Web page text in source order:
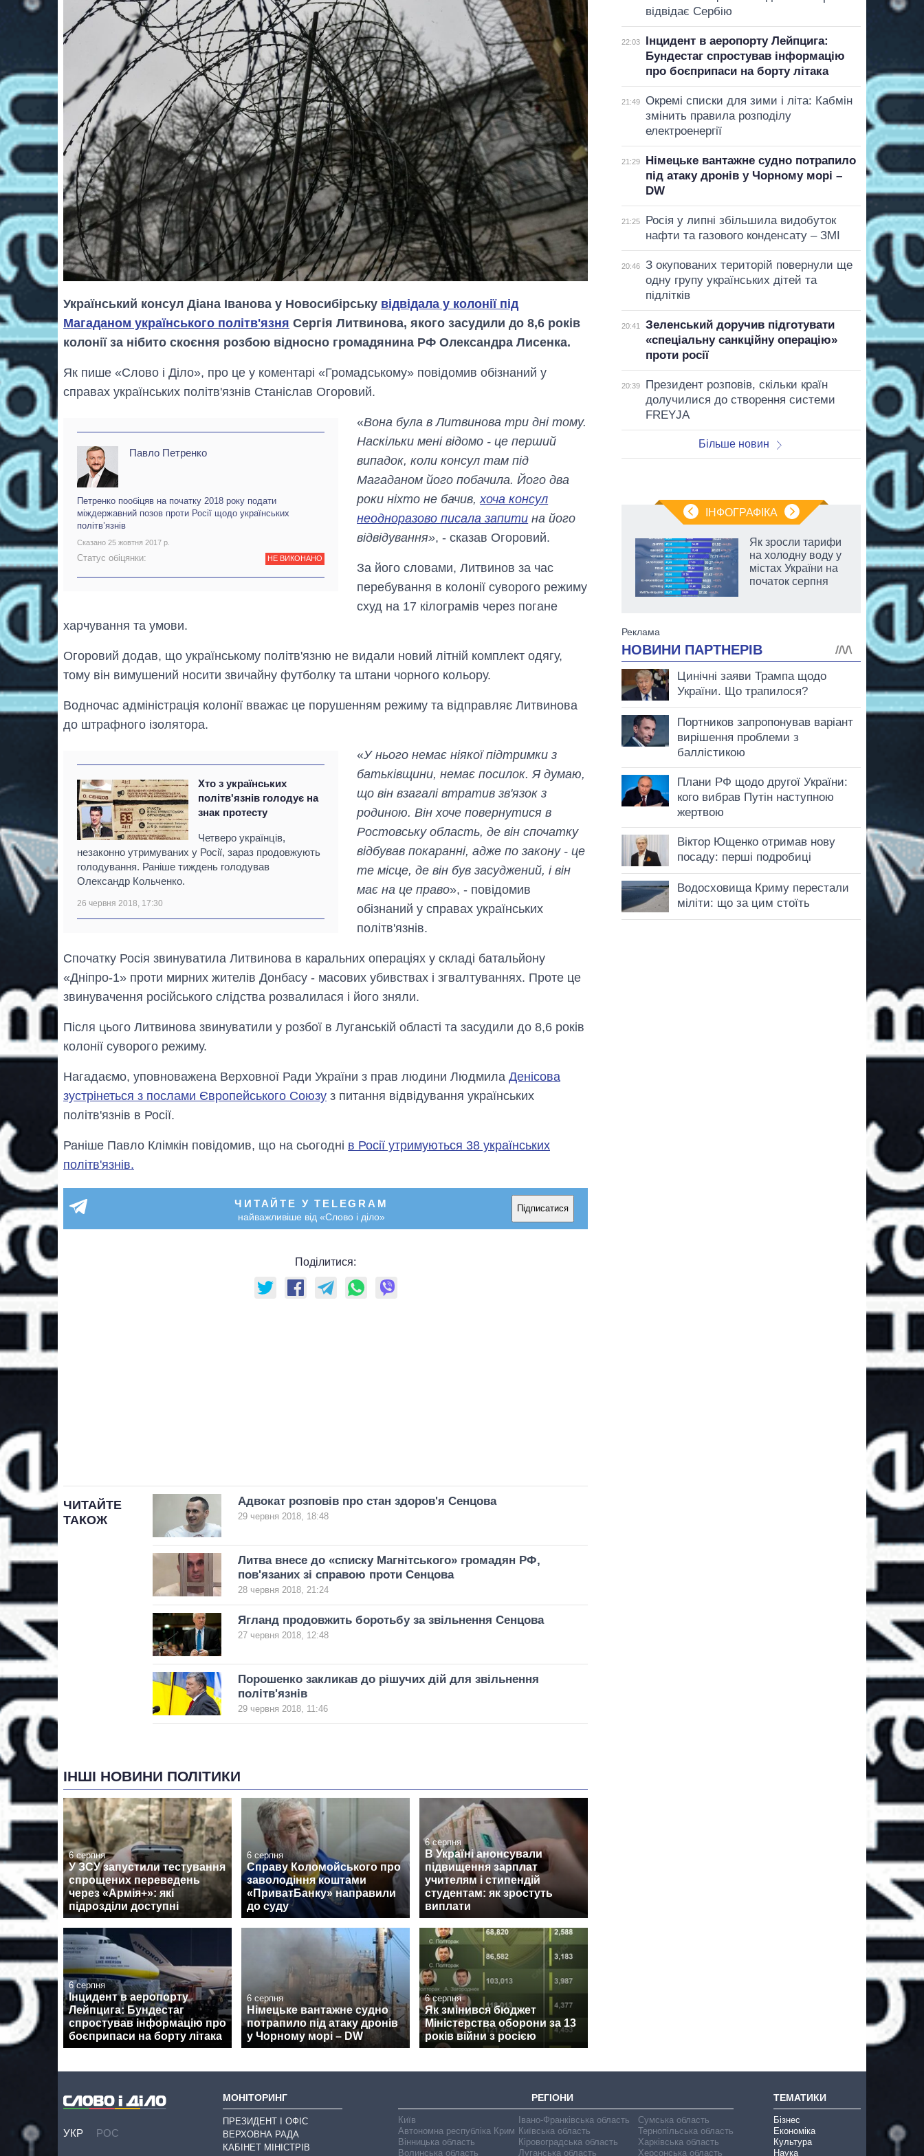
Український консул Діана Іванова у Новосибірську відвідала у колонії під
Магаданом українського політв'язня Сергія Литвинова, якого засудили до 8,6 років
колонії за нібито скоєння розбою відносно громадянина РФ Олександра Лисенка.
Як пише «Слово і Діло», про це у коментарі «Громадському» повідомив обізнаний у
справах українських політв'язнів Станіслав Огоровий.
Павло Петренко
Петренко пообіцяв на початку 2018 року подати
міждержавний позов проти Росії щодо українських
політв’язнів
Сказано 25 жовтня 2017 р.
Статус обіцянки: НЕ ВИКОНАНО
«Вона була в Литвинова три дні тому.
Наскільки мені відомо - це перший
випадок, коли консул там під
Магаданом його побачила. Його два
роки ніхто не бачив,хоча консул
неодноразово писала запити на його
відвідування», - сказав Огоровий.
За його словами, Литвинов за час
перебування в колонії суворого режиму
схуд на 17 кілограмів через погане
харчування та умови.
Огоровий додав, що українському політв'язню не видали новий літній комплект одягу,
тому він вимушений носити звичайну футболку та штани чорного кольору.
Водночас адміністрація колонії вважає це порушенням режиму та відправляє Литвинова
до штрафного ізолятора.
Хто з українських
політв'язнів голодує на
знак протесту
Четверо українців,
незаконно утримуваних у Росії, зараз продовжують
голодування. Раніше тиждень голодував
Олександр Кольченко.
26 червня 2018, 17:30
«У нього немає ніякої підтримки з
батьківщини, немає посилок. Я думаю,
що він взагалі втратив зв'язок з
родиною. Він хоче повернутися в
Ростовську область, де він спочатку
відбував покаранні, адже по закону - це
те місце, де він був засуджений, і він
має на це право», - повідомив
обізнаний у справах українських
політв'язнів.
Спочатку Росія звинуватила Литвинова в каральних операціях у складі батальйону
«Дніпро-1» проти мирних жителів Донбасу - масових убивствах і згвалтуваннях. Проте це
звинувачення російського слідства розвалилася і його зняли.
Після цього Литвинова звинуватили у розбої в Луганській області та засудили до 8,6 років
колонії суворого режиму.
Нагадаємо, уповноважена Верховної Ради України з прав людини Людмила Денісова
зустрінеться з послами Європейського Союзу з питання відвідування українських
політв'язнів в Росії.
Раніше Павло Клімкін повідомив, що на сьогодні в Росії утримуються 38 українських
політв'язнів.
ЧИТАЙТЕ У TELEGRAM
найважливіше від «Слово і діло»
Підписатися
Поділитися:
ЧИТАЙТЕ
ТАКОЖ
Адвокат розповів про стан здоров'я Сенцова
29 червня 2018, 18:48
Литва внесе до «списку Магнітського» громадян РФ,
пов'язаних зі справою проти Сенцова
28 червня 2018, 21:24
Ягланд продовжить боротьбу за звільнення Сенцова
27 червня 2018, 12:48
Порошенко закликав до рішучих дій для звільнення
політв'язнів
29 червня 2018, 11:46
ІНШІ НОВИНИ ПОЛІТИКИ
6 серпня
У ЗСУ запустили тестування
спрощених переведень
через «Армія+»: які
підрозділи доступні
6 серпня
Справу Коломойського про
заволодіння коштами
«ПриватБанку» направили
до суду
6 серпня
В Україні анонсували
підвищення зарплат
учителям і стипендій
студентам: як зростуть
виплати
6 серпня
Інцидент в аеропорту
Лейпцига: Бундестаг
спростував інформацію про
боєприпаси на борту літака
6 серпня
Німецьке вантажне судно
потрапило під атаку дронів
у Чорному морі – DW
6 серпня
Як змінився бюджет
Міністерства оборони за 13
років війни з росією
відвідає Сербію
22:03
Інцидент в аеропорту Лейпцига:
Бундестаг спростував інформацію
про боєприпаси на борту літака
21:49
Окремі списки для зими і літа: Кабмін
змінить правила розподілу
електроенергії
21:29
Німецьке вантажне судно потрапило
під атаку дронів у Чорному морі –
DW
21:25
Росія у липні збільшила видобуток
нафти та газового конденсату – ЗМІ
20:46
З окупованих територій повернули ще
одну групу українських дітей та
підлітків
20:41
Зеленський доручив підготувати
«спеціальну санкційну операцію»
проти росії
20:39
Президент розповів, скільки країн
долучилися до створення системи
FREYJA
Більше новин
ІНФОГРАФІКА
Скільки картоплі
Україні до і під час
Як зросли тарифи
на холодну воду у
містах України на
початок серпня
УКР РОС
МОНІТОРИНГ
ПРЕЗИДЕНТ І ОФІС
ВЕРХОВНА РАДА
КАБІНЕТ МІНІСТРІВ
РЕГІОНИ
Київ
Автономна республіка Крим
Вінницька область
Волинська область
Івано-Франківська область
Київська область
Кіровоградська область
Луганська область
Сумська область
Тернопільська область
Харківська область
Херсонська область
ТЕМАТИКИ
Бізнес
Економіка
Культура
Наука